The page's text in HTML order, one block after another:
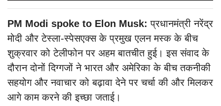
PM Modi spoke to Elon Musk: प्रधानमंत्री नरेंद्र
मोदी और टेस्ला-स्पेसएक्स के प्रमुख एलन मस्क के बीच
शुक्रवार को टेलीफोन पर अहम बातचीत हुई। इस संवाद के
दौरान दोनों दिग्गजों ने भारत और अमेरिका के बीच तकनीकी
सहयोग और नवाचार को बढ़ावा देने पर चर्चा की और मिलकर
आगे काम करने की इच्छा जताई।